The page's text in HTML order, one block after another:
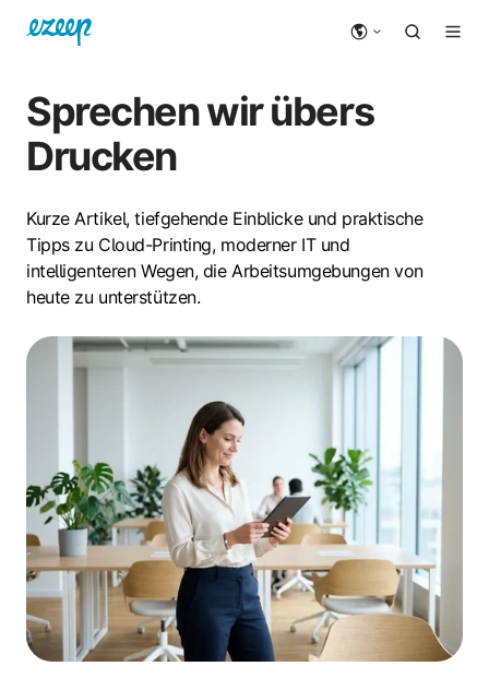
Sprechen wir übers
Drucken
Kurze Artikel, tiefgehende Einblicke und praktische
Tipps zu Cloud-Printing, moderner IT und
intelligenteren Wegen, die Arbeitsumgebungen von
heute zu unterstützen.